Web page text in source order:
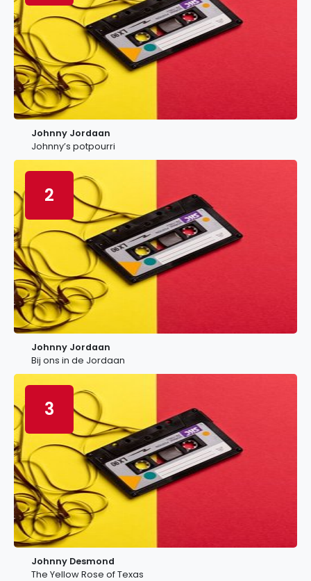
Johnny Jordaan
Johnny’s potpourri
2
Johnny Jordaan
Bij ons in de Jordaan
3
Johnny Desmond
The Yellow Rose of Texas